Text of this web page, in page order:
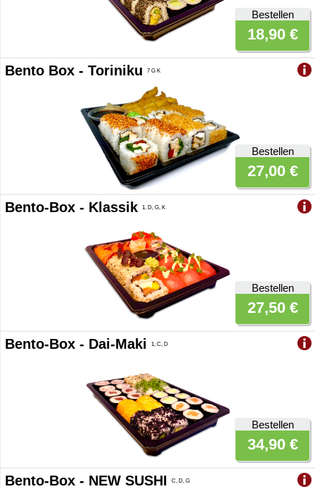
Bestellen
18,90 €
Bento Box - Toriniku 7 G K
Bestellen
27,00 €
Bento-Box - Klassik 1, D, G, K
Bestellen
27,50 €
Bento-Box - Dai-Maki 1, C, D
Bestellen
34,90 €
Bento-Box - NEW SUSHI C, D, G